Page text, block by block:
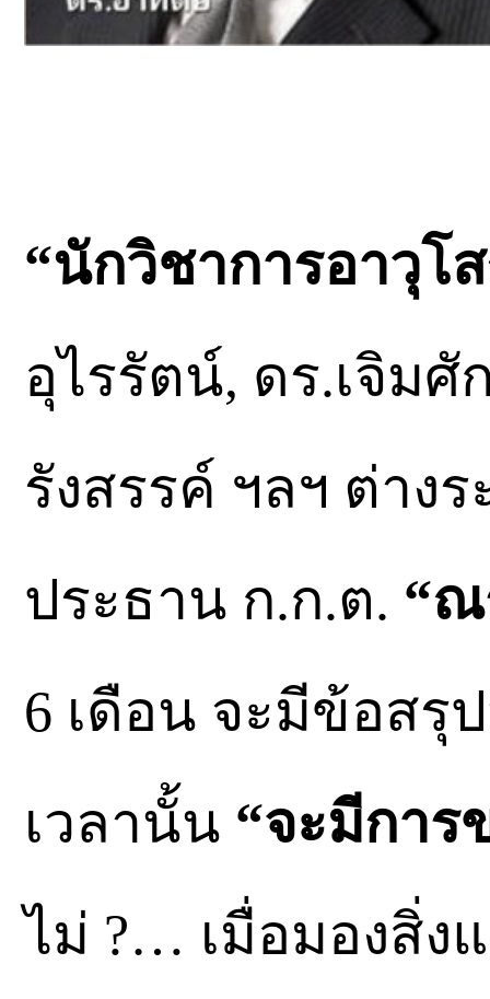
“นักวิชาการอาวุโ
อุไรรัตน์, ดร.เจิมศั
รังสรรค์ ฯลฯ ต่าง
ประธาน ก.ก.ต. “ณ
6 เดือน จะมีข้อสรุ
เวลานั้น “จะมีการ
ไม่ ?… เมื่อมองสิ่ง